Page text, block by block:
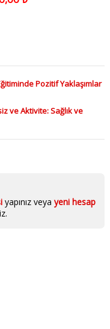
Pozitif Yaklaşımlar
ve Aktivite: Sağlık ve
yapınız veya yeni hesap